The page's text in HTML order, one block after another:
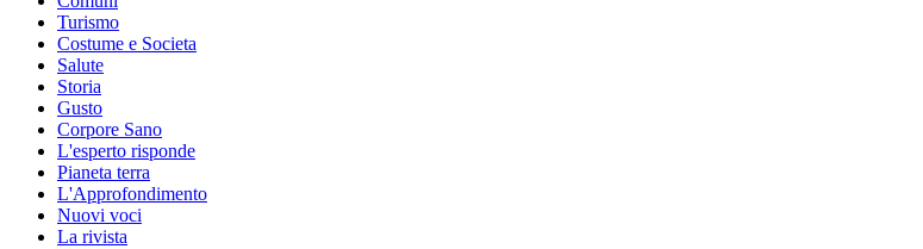
Turismo
Costume e Societa
Salute
Storia
Gusto
Corpore Sano
L'esperto risponde
Pianeta terra
L'Approfondimento
Nuovi voci
La rivista